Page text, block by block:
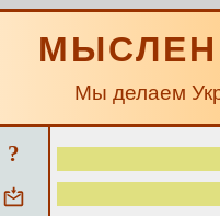
Мы делаем
?